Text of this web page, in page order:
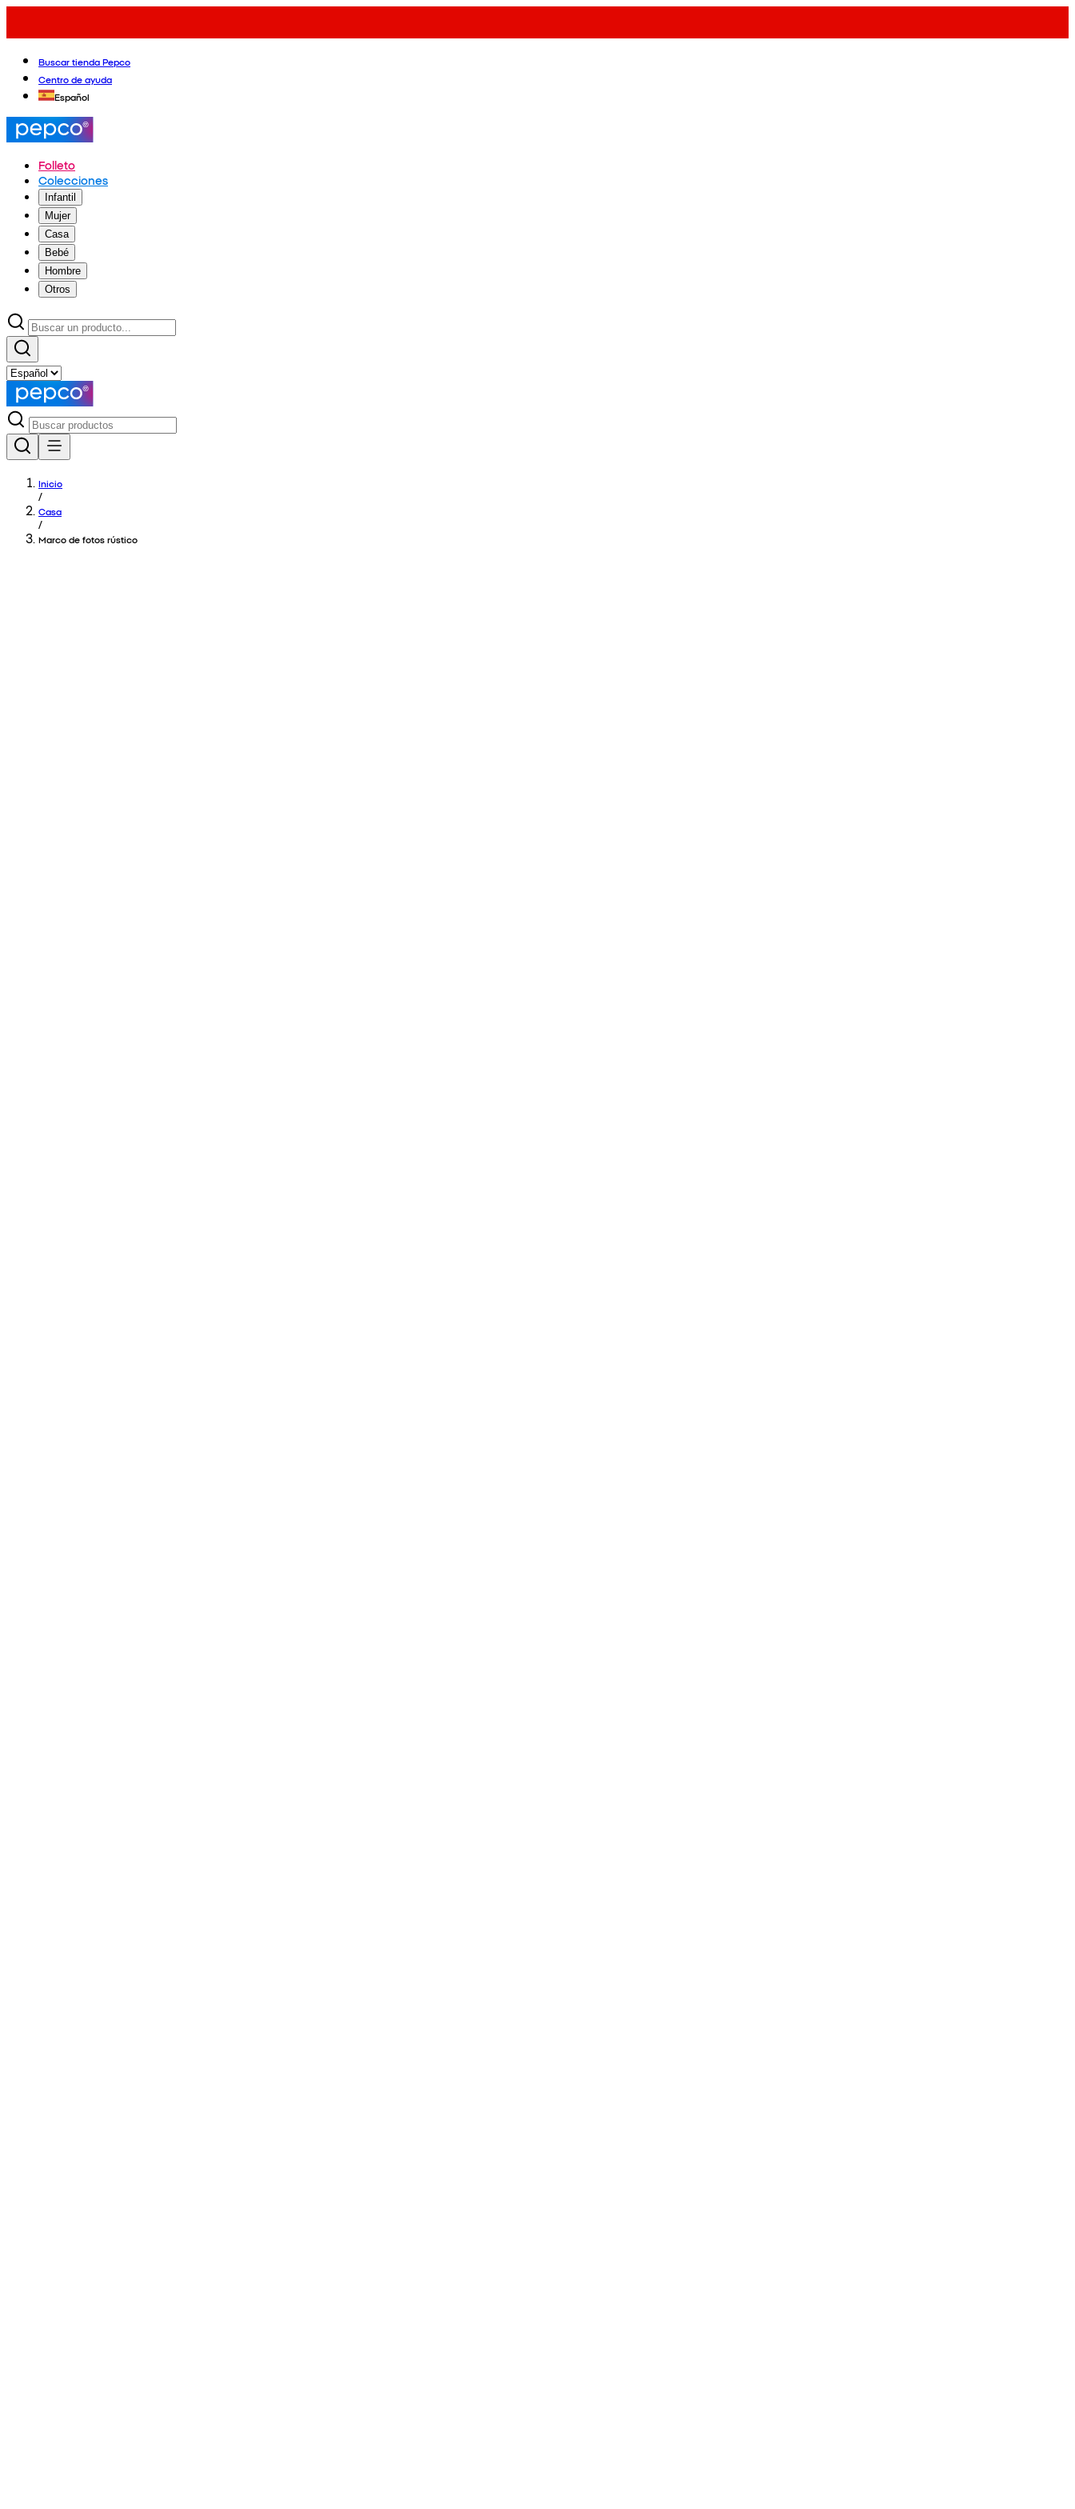
Buscar tienda Pepco
Centro de ayuda
Español
Folleto
Colecciones
Infantil
Mujer
Casa
Bebé
Hombre
Otros
Inicio
/
Casa
/
Marco de fotos rústico